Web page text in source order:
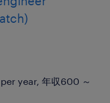
year, 年収600 ～